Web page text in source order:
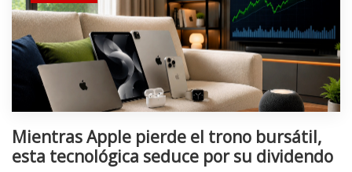
Mientras Apple pierde el trono bursátil,
esta tecnológica seduce por su dividendo